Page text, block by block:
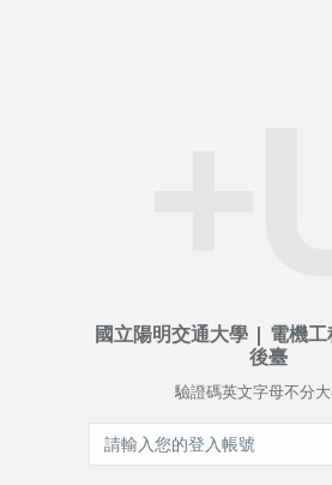
國立陽明交通大學 | 電機
後臺
驗證碼英文字母不分